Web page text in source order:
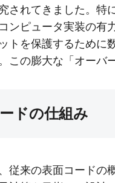
されてきました。特
ンピュータ実装の有
トを保護するために
この膨大な「オーバ
ドの仕組み
従来の表面コードの